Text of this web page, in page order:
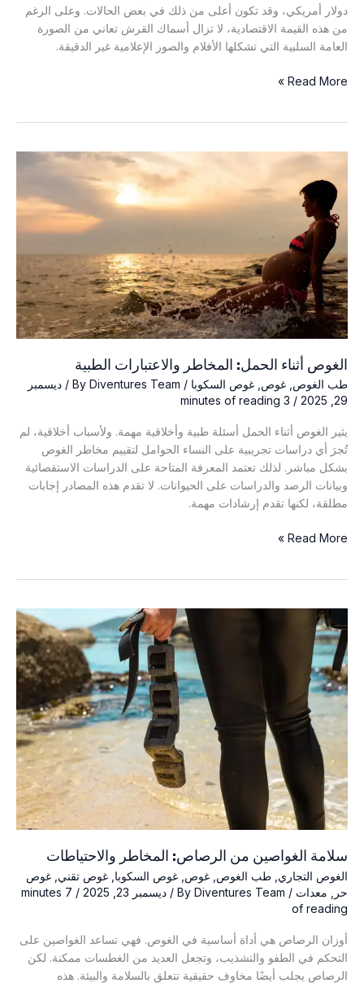
دولار أمريكي، وقد تكون أعلى من ذلك في بعض الحالات. وعلى الرغم
من هذه القيمة الاقتصادية، لا تزال أسماك القرش تعاني من الصورة
العامة السلبية التي تشكلها الأفلام والصور الإعلامية غير الدقيقة.
أسماك
البحار
Read More »
الغوص أثناء الحمل: المخاطر والاعتبارات الطبية
طب الغوص,غوص,غوص السكوبا/ By
Diventures Team
/ديسمبر
/
3 minutes of reading
يثير الغوص أثناء الحمل أسئلة طبية وأخلاقية مهمة. ولأسباب أخلاقية، لم
تُجرَ أي دراسات تجريبية على النساء الحوامل لتقييم مخاطر الغوص
بشكل مباشر. لذلك تعتمد المعرفة المتاحة على الدراسات الاستقصائية
وبيانات الرصد والدراسات على الحيوانات. لا تقدم هذه المصادر إجابات
مطلقة، لكنها تقدم إرشادات مهمة.
الغوص
والاعتبارات
الطبية
Read More »
سلامة الغواصين من الرصاص: المخاطر والاحتياطات
الغوص التجاري, طب الغوص,غوص,غوص السكوبا,غوص تقني,غوص
,معدات/ By
Diventures Team
/ديسمبر 23, 2025 /
7 minutes
of reading
أوزان الرصاص هي أداة أساسية في الغوص. فهي تساعد الغواصين على
التحكم في الطفو والتشذيب، وتجعل العديد من الغطسات ممكنة. لكن
الرصاص يجلب أيضًا مخاوف حقيقية تتعلق بالسلامة والبيئة. هذه